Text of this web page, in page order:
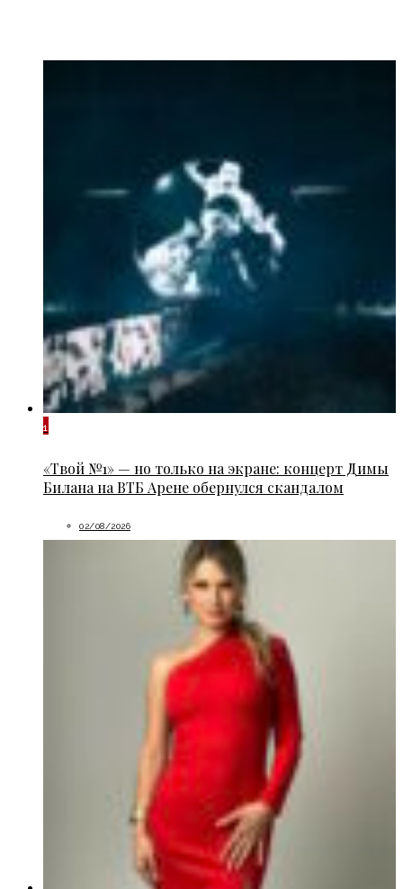
1
«Твой №1» — но только на экране: концерт Димы
Билана на ВТБ Арене обернулся скандалом
02/08/2026